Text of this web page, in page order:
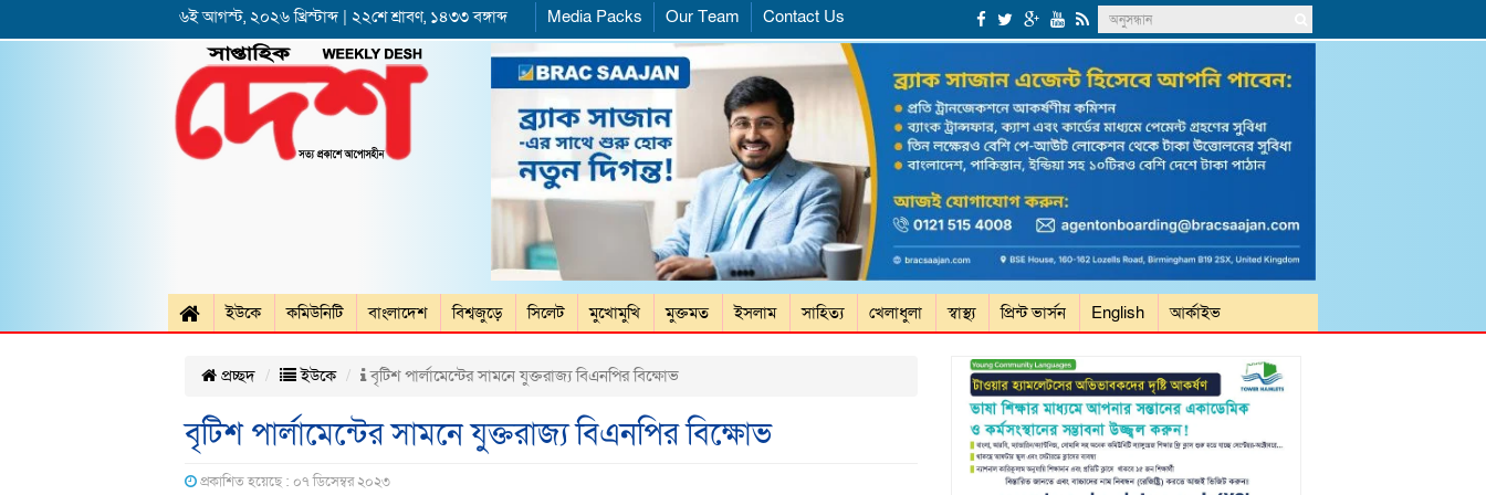
৬ই আগস্ট, ২০২৬ খ্রিস্টাব্দ | ২২শে শ্রাবণ, ১৪৩৩ বঙ্গাব্দ Media Packs Our Team Contact Us
ইউকে কমিউনিটি বাংলাদেশ বিশ্বজুড়ে সিলেট মুখোমুখি মুক্তমত ইসলাম সাহিত্য খেলাধুলা স্বাস্থ্য প্রিন্ট ভার্সন English আর্কাইভ
প্রচ্ছদ ইউকে বৃটিশ পার্লামেন্টের সামনে যুক্তরাজ্য বিএনপির বিক্ষোভ
বৃটিশ পার্লামেন্টের সামনে যুক্তরাজ্য বিএনপির বিক্ষোভ
প্রকাশিত হয়েছে : ০৭ ডিসেম্বর ২০২৩